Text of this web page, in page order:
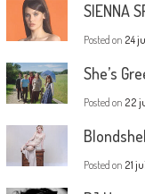
SIENNA
Posted on 24
She’s
Posted on 22
Posted on 21